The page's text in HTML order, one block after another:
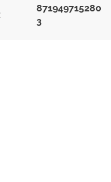
:
871949715280
3